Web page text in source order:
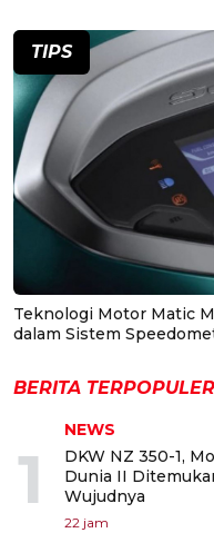
TIPS
Teknologi Motor Matic
dalam Sistem
BERITA TERPOPULER
1
NEWS
DKW NZ 350-1,
Dunia II
Wujudnya
22 jam